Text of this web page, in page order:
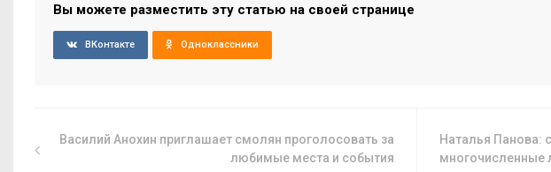
Вы можете разместить эту статью на своей странице
ВКонтакте Одноклассники
Василий Анохин приглашает смолян проголосовать за
любимые места и события
Наталья Панова:
многочисленные